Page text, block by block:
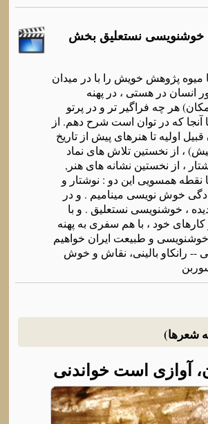
خوشنویسی نستعلیق بخش
میوه پژوهش خویش را با در میدان
انسان در هستی ، در پهنه
هر چه فراگیر تر و در پرتو
آنجا که در توان است شرح دهم. از
اولیه تا هنرهای پیش از تاریخ
، از نخستین تلاش های نماد
، از نخستین نشانه های هنر,
همسویی این دو : نوشتار و
خوش نویسی مینامیم . و در
، خوشنویسی نستعلیق . و با
کارهای خود ، با هم سفری به پهنه
خوشنویسی و طبیعت ایران خواهیم
رانکاو بالینی، نقاش و خوش
شعرها)
آوازی است خواندنی